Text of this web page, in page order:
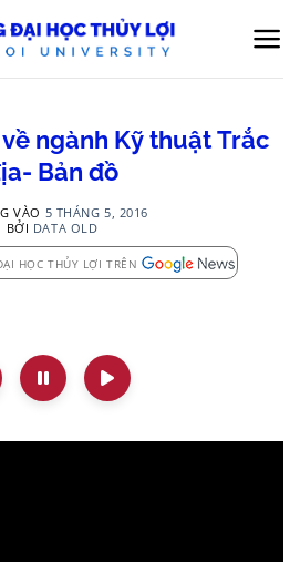
ngành Kỹ thuật Trắc
Bản đồ
VÀO 5 THÁNG 5, 2016
BỞI DATA OLD
HỌC THỦY LỢI TRÊN